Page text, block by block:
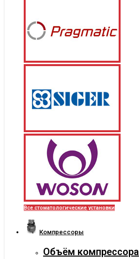
Все стоматологические установки
Компрессоры
Объём компрессора